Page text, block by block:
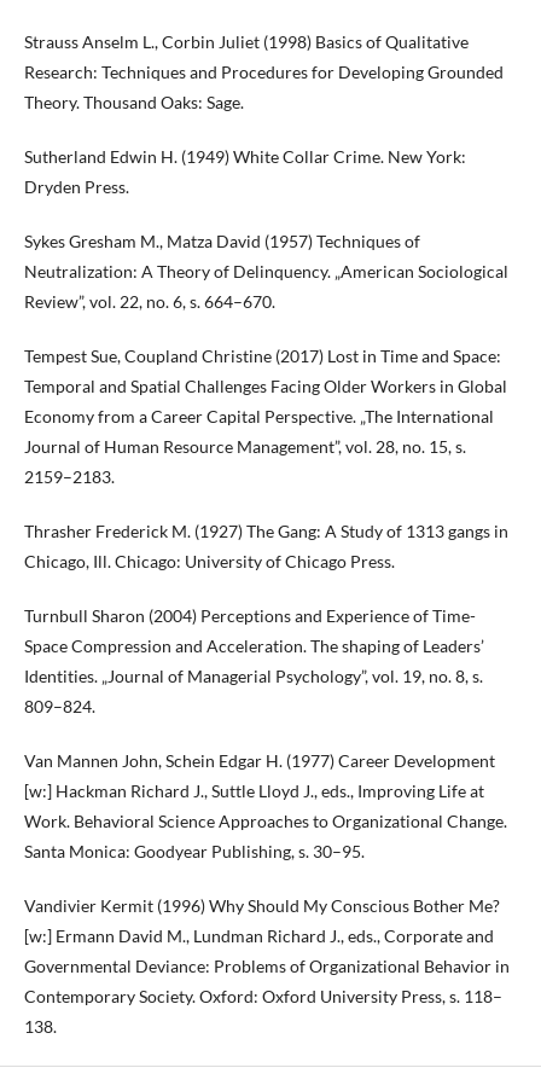
Strauss Anselm L., Corbin Juliet (1998) Basics of Qualitative
Research: Techniques and Procedures for Developing Grounded
Theory. Thousand Oaks: Sage.
Sutherland Edwin H. (1949) White Collar Crime. New York:
Dryden Press.
Sykes Gresham M., Matza David (1957) Techniques of
Neutralization: A Theory of Delinquency. „American Sociological
Review”, vol. 22, no. 6, s. 664–670.
Tempest Sue, Coupland Christine (2017) Lost in Time and Space:
Temporal and Spatial Challenges Facing Older Workers in Global
Economy from a Career Capital Perspective. „The International
Journal of Human Resource Management”, vol. 28, no. 15, s.
2159–2183.
Thrasher Frederick M. (1927) The Gang: A Study of 1313 gangs in
Chicago, Ill. Chicago: University of Chicago Press.
Turnbull Sharon (2004) Perceptions and Experience of Time-
Space Compression and Acceleration. The shaping of Leaders’
Identities. „Journal of Managerial Psychology”, vol. 19, no. 8, s.
809–824.
Van Mannen John, Schein Edgar H. (1977) Career Development
[w:] Hackman Richard J., Suttle Lloyd J., eds., Improving Life at
Work. Behavioral Science Approaches to Organizational Change.
Santa Monica: Goodyear Publishing, s. 30–95.
Vandivier Kermit (1996) Why Should My Conscious Bother Me?
[w:] Ermann David M., Lundman Richard J., eds., Corporate and
Governmental Deviance: Problems of Organizational Behavior in
Contemporary Society. Oxford: Oxford University Press, s. 118–
138.